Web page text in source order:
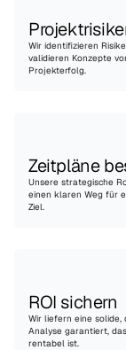
Wir identifizieren
validieren Konzepte
Projekterfolg.
Zeitpläne
Unsere strategische
einen klaren Weg für
Ziel.
ROI sichern
Wir liefern eine
Analyse garantiert,
rentabel ist.